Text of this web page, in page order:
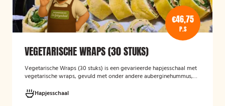
€46,75
P.S
VEGETARISCHE WRAPS (30 STUKS)
Vegetarische Wraps (30 stuks) is een gevarieerde hapjesschaal met
vegetarische wraps, gevuld met onder andere auberginehummus,
smaakvolle en kleurrijke keuze voor borrels, feesten of zakelijke
bijeenkomsten, geschikt voor gasten die vegetarisch eten.
Hapjesschaal